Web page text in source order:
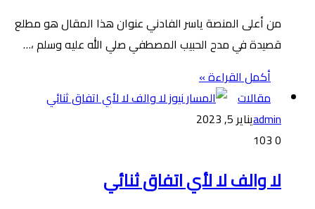
من أعلى المنصة ياسر الفادني عنوان هذا المقال هو مطلع
قصيدة في مدح الحبيب المصطفي صلي الله عليه وسلم ،…
أكمل القراءة »
مقالات
adminيناير 5, 2023
0
لا والف لا لأي اتفاق ثنائي